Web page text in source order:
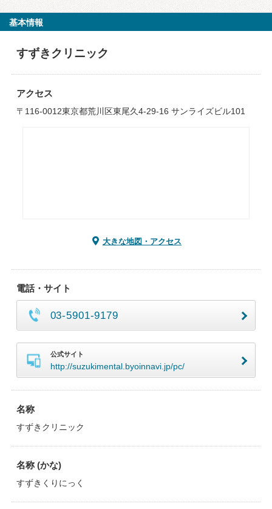
基本情報
すずきクリニック
アクセス
〒116-0012東京都荒川区東尾久4-29-16 サンライズビル101
大きな地図・アクセス
電話・サイト
03-5901-9179
公式サイト
http://suzukimental.byoinnavi.jp/pc/
名称
すずきクリニック
名称 (かな)
すずきくりにっく